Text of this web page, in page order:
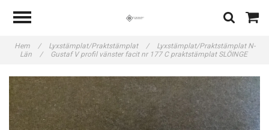
Hem / Lyxstämplat/Praktstämplat /
Lyxstämplat/Praktstämplat N-
Län
/ Gustaf V profil vänster facit nr 177 C praktstämplat SLÖINGE